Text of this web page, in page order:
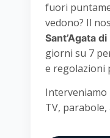
fuori
vedono? Il
Sant’Agata
giorni su 7
e regolazioni
Interveniamo
TV,